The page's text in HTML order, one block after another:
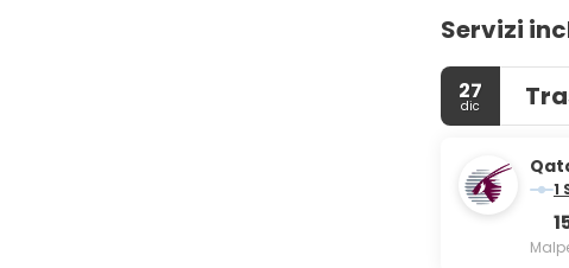
Servizi
27
dic